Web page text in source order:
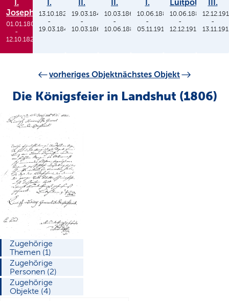
I.
Joseph
01.01.1806
-
12.10.1825
I.
13.10.1825
-
19.03.1848
II.
19.03.1848
-
10.03.1864
II.
10.03.1864
-
10.06.1886
I.
10.06.1886
-
05.11.1913
Luitpold
10.06.1886
-
12.12.1912
III.
-
vorheriges Objektnächstes Objekt
Die Königsfeier in Landshut (1806)
Zugehörige
Themen (1)
Zugehörige
Personen (2)
Zugehörige
Objekte (4)